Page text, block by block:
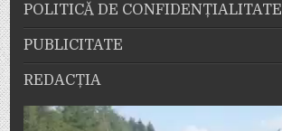
POLITICĂ DE CONFIDENȚIALITATE
PUBLICITATE
REDACȚIA